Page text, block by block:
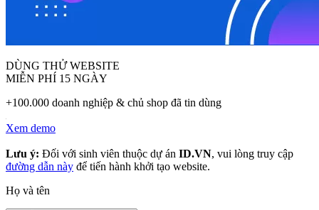
DÙNG THỬ WEBSITE
MIỄN PHÍ 15 NGÀY
+100.000 doanh nghiệp & chủ shop đã tin dùng
Xem demo
Lưu ý: Đối với sinh viên thuộc dự án ID.VN, vui lòng truy cập
đường dẫn này để tiến hành khởi tạo website.
Họ và tên